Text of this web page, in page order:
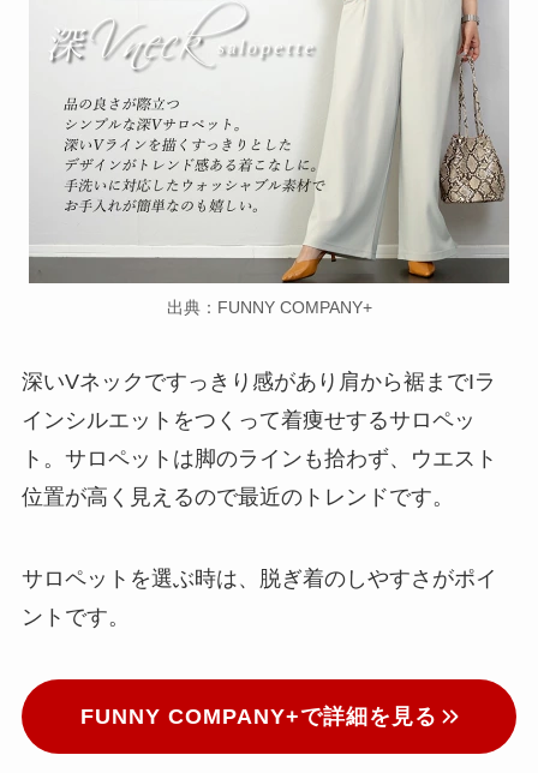
出典：FUNNY COMPANY+
深いVネックですっきり感があり肩から裾までIラ
インシルエットをつくって着痩せするサロペッ
ト。サロペットは脚のラインも拾わず、ウエスト
位置が高く見えるので最近のトレンドです。
サロペットを選ぶ時は、脱ぎ着のしやすさがポイ
ントです。
FUNNY COMPANY+で詳細を見る